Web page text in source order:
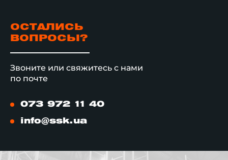
ОСТАЛИСЬ
ВОПРОСЫ?
Звоните или свяжитесь с нами
по почте
073 972 11 40
info@ssk.ua